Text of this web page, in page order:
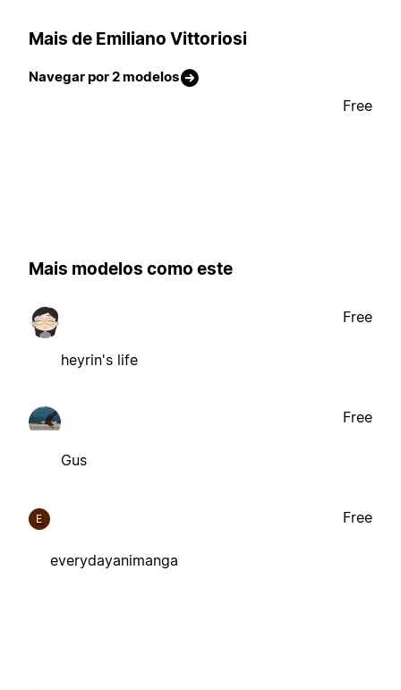
Mais de Emiliano Vittoriosi
Navegar por 2 modelos
Free
Mais modelos como este
heyrin's life
Free
Gus
Free
E
everydayanimanga
Free